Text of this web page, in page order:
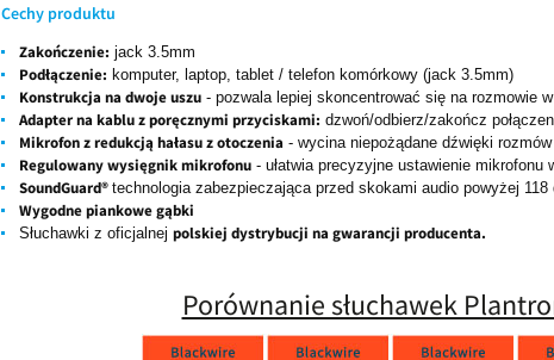
Cechy produktu
Zakończenie: jack 3.5mm
Podłączenie: komputer, laptop, tablet / telefon komórkowy (jack 3.5mm)
Konstrukcja na dwoje uszu - pozwala lepiej skoncentrować się na rozmowie
Adapter na kablu z poręcznymi przyciskami: dzwoń/odbierz/zakończ
Mikrofon z redukcją hałasu z otoczenia - wycina niepożądane dźwięki
Regulowany wysięgnik mikrofonu - ułatwia precyzyjne ustawienie mikrofonu
SoundGuard® technologia zabezpieczająca przed skokami audio powyżej 118
Wygodne piankowe gąbki
Słuchawki z oficjalnej polskiej dystrybucji na gwarancji producenta.
Porównanie słuchawek